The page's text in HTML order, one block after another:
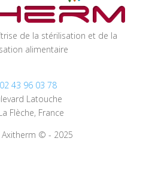
de la stérilisation et de la
alimentaire
43 96 03 78
Latouche
Flèche, France
Axitherm © - 2025